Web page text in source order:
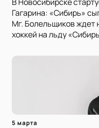
В Новосибирске
Гагарина: «Сибирь»
Мг. Болельщиков ждет
хоккей на льду
5 марта